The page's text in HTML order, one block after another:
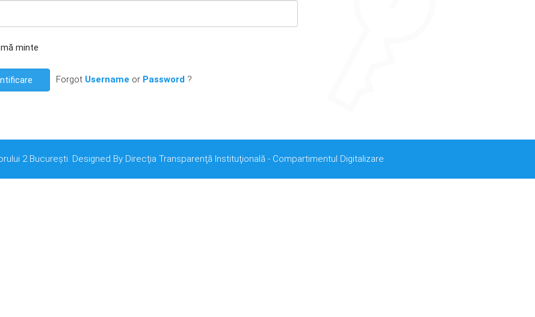
minte
Forgot Username or Password?
2 București. Designed By Direcţia Transparenţă Instituţională - Compartimentul Digitalizare